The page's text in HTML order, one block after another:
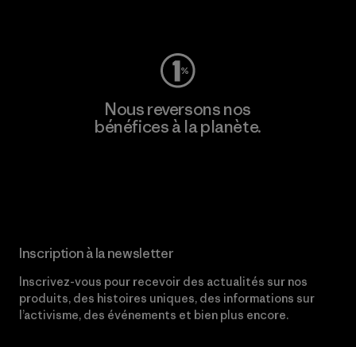
Nous reversons nos
bénéfices à la planète.
Inscription à la newsletter
Inscrivez-vous pour recevoir des actualités sur nos
produits, des histoires uniques, des informations sur
l’activisme, des événements et bien plus encore.